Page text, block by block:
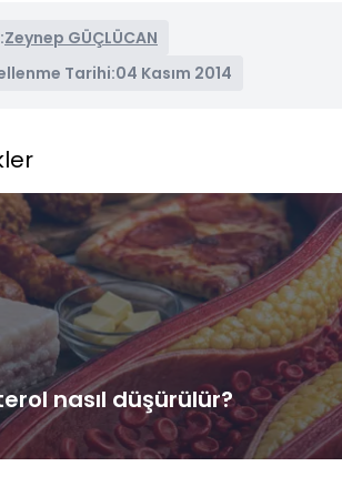
Zeynep GÜÇLÜCAN
Tarihi:04 Kasım 2014
nasıl düşürülür?